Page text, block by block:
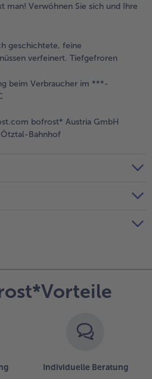
man! Verwöhnen Sie sich und Ihre
geschichtete, feine
verfeinert. Tiefgefroren
beim Verbraucher im ***-
bofrost* Austria GmbH
Ötztal-Bahnhof
Individuelle Beratung